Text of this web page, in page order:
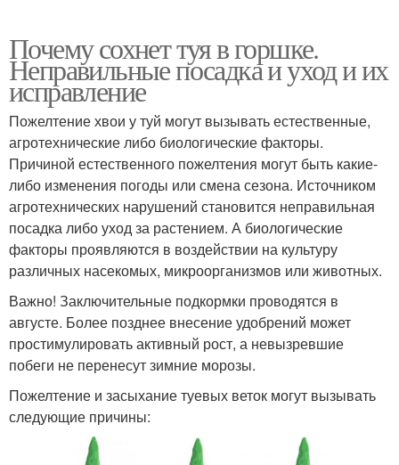
Почему сохнет туя в горшке.
Неправильные посадка и уход и их
исправление
Пожелтение хвои у туй могут вызывать естественные,
агротехнические либо биологические факторы.
Причиной естественного пожелтения могут быть какие-
либо изменения погоды или смена сезона. Источником
агротехнических нарушений становится неправильная
посадка либо уход за растением. А биологические
факторы проявляются в воздействии на культуру
различных насекомых, микроорганизмов или животных.
Важно! Заключительные подкормки проводятся в
августе. Более позднее внесение удобрений может
простимулировать активный рост, а невызревшие
побеги не перенесут зимние морозы.
Пожелтение и засыхание туевых веток могут вызывать
следующие причины: